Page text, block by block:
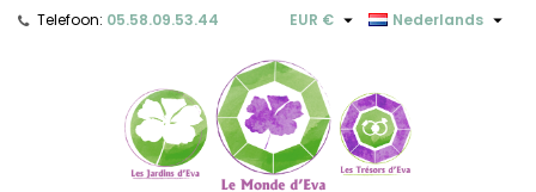
Telefoon: 05.58.09.53.44 Nederlands 
EUR € 